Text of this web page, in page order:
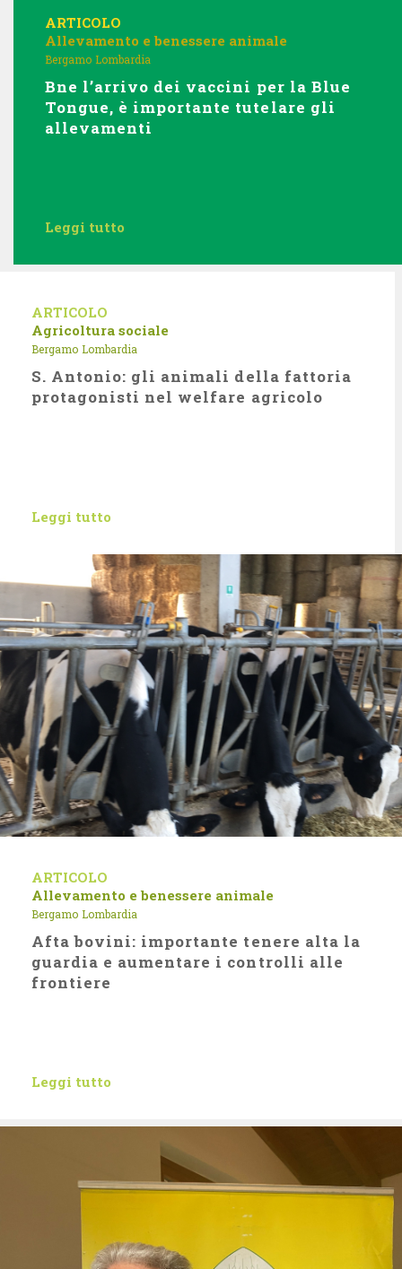
ARTICOLO
Allevamento e benessere animale
Bergamo Lombardia
Bne l’arrivo dei vaccini per la Blue
Tongue, è importante tutelare gli
allevamenti
Leggi tutto
ARTICOLO
Agricoltura sociale
Bergamo Lombardia
S. Antonio: gli animali della fattoria
protagonisti nel welfare agricolo
Leggi tutto
ARTICOLO
Allevamento e benessere animale
Bergamo Lombardia
Afta bovini: importante tenere alta la
guardia e aumentare i controlli alle
frontiere
Leggi tutto